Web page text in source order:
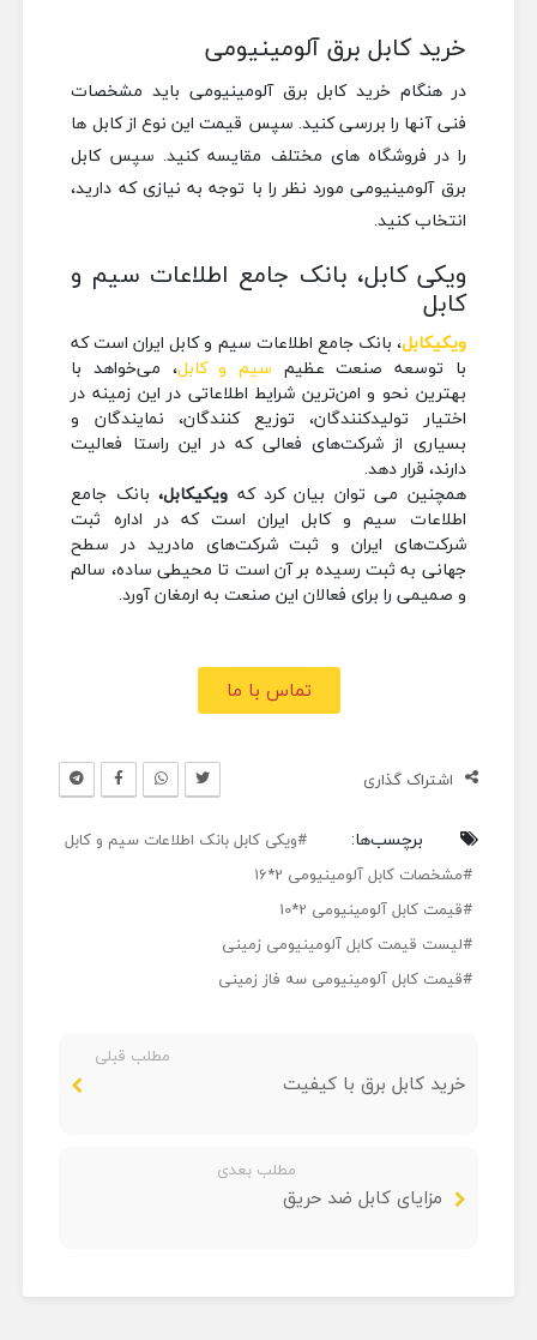
خرید کابل برق آلومینیومی
در هنگام خرید کابل برق آلومینیومی باید مشخصات
فنی آنها را بررسی کنید. سپس قیمت این نوع از کابل ها
را در فروشگاه های مختلف مقایسه کنید. سپس کابل
برق آلومینیومی مورد نظر را با توجه به نیازی که دارید،
انتخاب کنید.
ویکی کابل، بانک جامع اطلاعات سیم و
کابل
ویکیکابل، بانک جامع اطلاعات سیم و کابل ایران است که
با توسعه صنعت عظیم سیم و کابل، می‌خواهد با
بهترین نحو و امن‌ترین شرایط اطلاعاتی در این زمینه در
اختیار تولیدکنندگان، توزیع کنندگان، نمایندگان و
بسیاری از شرکت‎‎‎‎‎‎‎‎‎‎‎‎‎‎‎های فعالی که در این راستا فعالیت
دارند، قرار دهد.
همچنین می توان بیان کرد که ویکیکابل،بانک جامع
اطلاعات سیم و کابل ایران است که در اداره ثبت
شرکت‎‎‎‎‎‎‎‎‎‎‎‎‎‎‎های ایران و ثبت شرکت‎‎‎‎‎‎‎‎‎‎‎‎‎‎‎های مادرید در سطح
جهانی به ثبت رسیده بر آن است تا محیطی ساده، سالم
و صمیمی را برای فعالان این صنعت به ارمغان آورد.
تماس با ما
اشتراک گذاری
برچسب‌ها:
ویکی کابل بانک اطلاعات سیم و کابل
مشخصات کابل آلومینیومی 2*16
قیمت کابل آلومینیومی 2*10
لیست قیمت کابل آلومینیومی زمینی
قیمت کابل آلومینیومی سه فاز زمینی
مطلب قبلی
خرید کابل برق با کیفیت
مطلب بعدی
مزایای کابل ضد حریق